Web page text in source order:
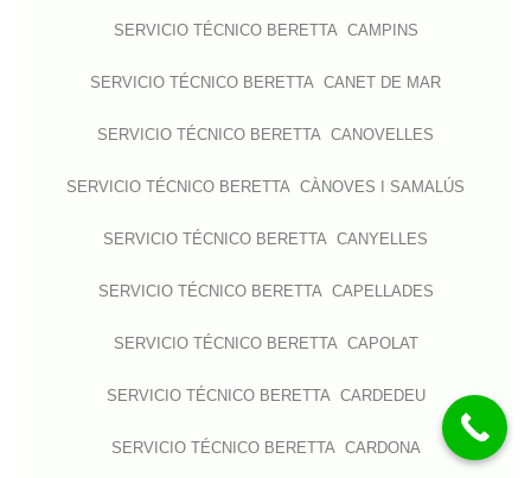
SERVICIO TÉCNICO BERETTA CAMPINS
SERVICIO TÉCNICO BERETTA CANET DE MAR
SERVICIO TÉCNICO BERETTA CANOVELLES
SERVICIO TÉCNICO BERETTA CÀNOVES I SAMALÚS
SERVICIO TÉCNICO BERETTA CANYELLES
SERVICIO TÉCNICO BERETTA CAPELLADES
SERVICIO TÉCNICO BERETTA CAPOLAT
SERVICIO TÉCNICO BERETTA CARDEDEU
SERVICIO TÉCNICO BERETTA CARDONA